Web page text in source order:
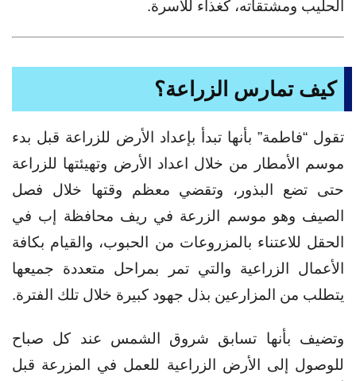
الحليب ومشتقاته، كغذاء للأسرة.
كيف تمارس الزراعة؟
تقول “فاطمة” بأنها تبدأ بإعداد الأرض للزراعة قبل بدء
موسم الأمطار من خلال اعداد الأرض وتهيئتها للزراعة
حتى تضع البذور، وتقضي معظم وقتها خلال فصل
الصيف وهو موسم الزرعة في ريف محافظة إب في
الحقل للاعتناء بالمزروعات من الحبوب، والقيام بكافة
الأعمال الزراعية والتي تمر بمراحل متعددة جميعها
يتطلب من المزارعين بذل جهود كبيرة خلال تلك الفترة.
وتضيف بأنها تسابق شروق الشمس عند كل صباح
للوصول إلى الأرض الزراعية للعمل في المزرعة قبل